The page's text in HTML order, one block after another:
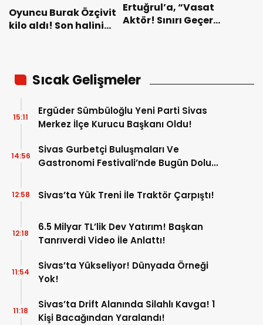
Oyuncu Burak Özçivit
kilo aldı! Son halini
Ertuğrul’a, “Vasat
Aktör! Sınırı Geçer
Sıcak Gelişmeler
Ergüder Sümbüloğlu Yeni Parti Sivas
Merkez İlçe Kurucu Başkanı Oldu!
15:11
Sivas Gurbetçi Buluşmaları Ve
Gastronomi Festivali’nde Bugün Dolu
14:56
Sivas’ta Yük Treni İle Traktör Çarpıştı!
12:58
6.5 Milyar TL’lik Dev Yatırım! Başkan
Tanrıverdi Video İle Anlattı!
12:18
Sivas’ta Yükseliyor! Dünyada Örneği
Yok!
11:54
Sivas’ta Drift Alanında Silahlı Kavga! 1
Kişi Bacağından Yaralandı!
11:18